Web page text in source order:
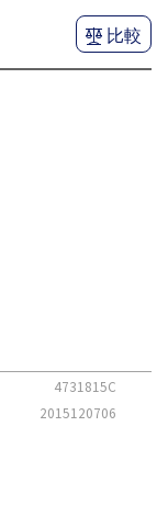
比較
4731815C
2015120706